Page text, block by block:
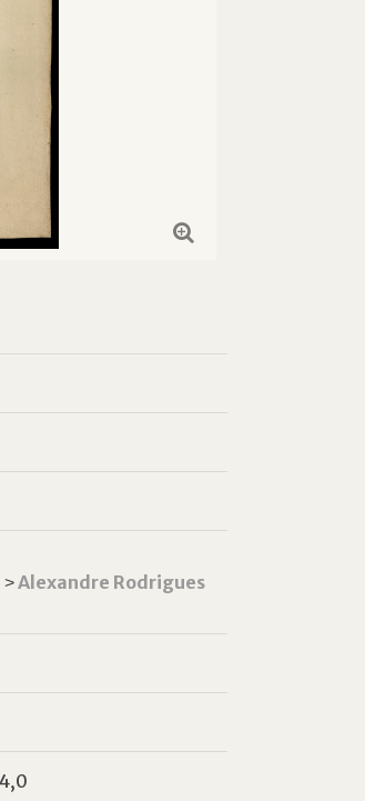
˃Alexandre Rodrigues